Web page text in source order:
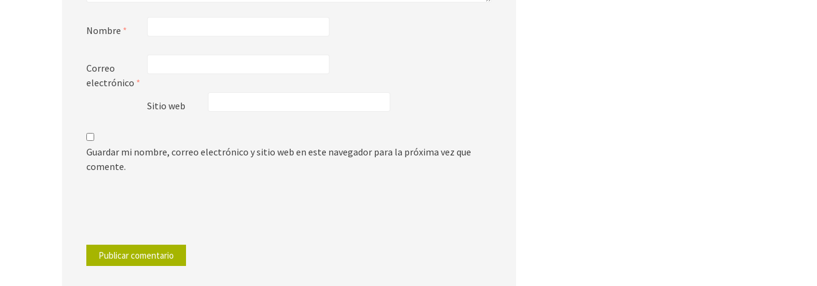
Nombre *
Correo
electrónico *
Sitio web
Guardar mi nombre, correo electrónico y sitio web en este navegador para la próxima vez que
comente.